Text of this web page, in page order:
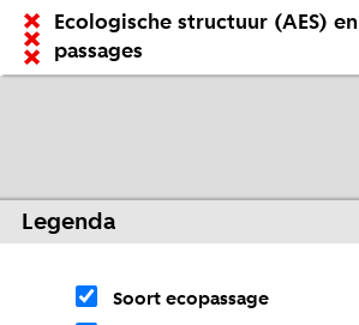
Ecologische structuur (AES) en
passages
Legenda
Soort ecopassage